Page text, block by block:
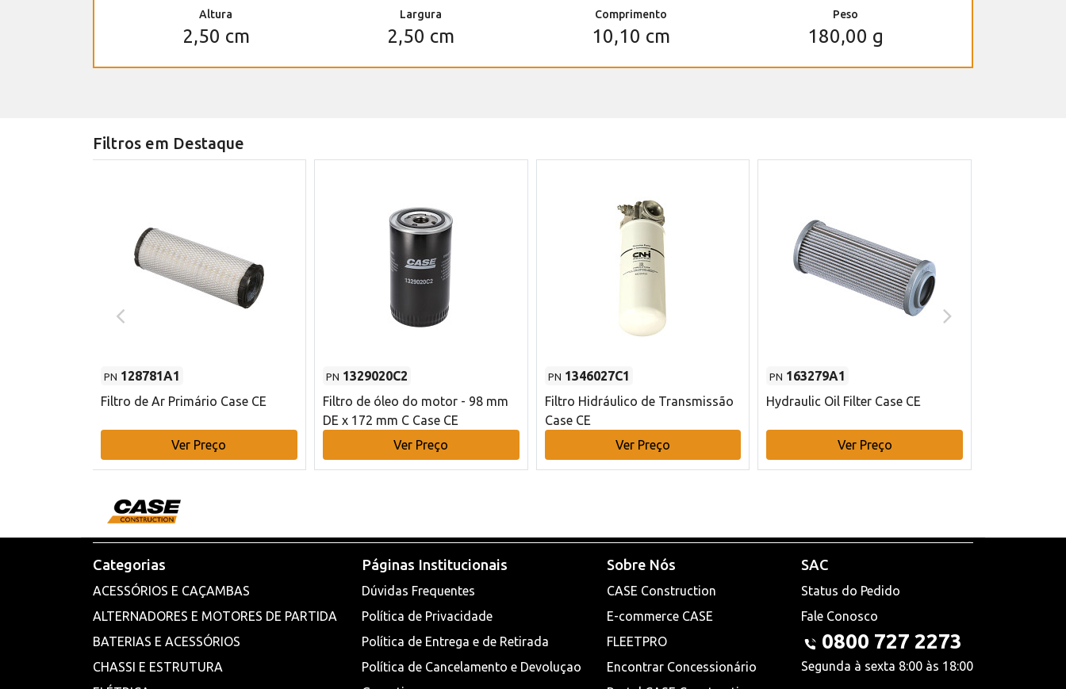
Altura
2,50 cm
Largura
2,50 cm
Comprimento
10,10 cm
Peso
180,00 g
Filtros em Destaque
PN 128781A1
Filtro de Ar Primário Case CE
Ver Preço
PN 1329020C2
Filtro de óleo do motor - 98 mm
DE x 172 mm C Case CE
Ver Preço
PN 1346027C1
Filtro Hidráulico de Transmissão
Case CE
Ver Preço
PN 163279A1
Hydraulic Oil Filter Case CE
Ver Preço
Categorias
ACESSÓRIOS E CAÇAMBAS
ALTERNADORES E MOTORES DE PARTIDA
BATERIAS E ACESSÓRIOS
CHASSI E ESTRUTURA
Páginas Institucionais
Dúvidas Frequentes
Política de Privacidade
Política de Entrega e de Retirada
Política de Cancelamento e Devoluçao
Sobre Nós
CASE Construction
E-commerce CASE
FLEETPRO
Encontrar Concessionário
SAC
Status do Pedido
Fale Conosco
0800 727 2273
Segunda à sexta 8:00 às 18:00